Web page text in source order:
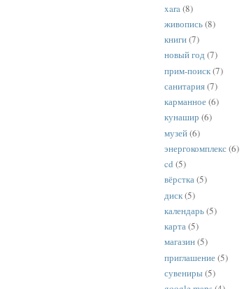
xara(8)
живопись(8)
книги(7)
новый год (7)
прим-поиск(7)
санитария(7)
карманное(6)
кунашир (6)
музей(6)
энергокомплекс(6)
cd (5)
вёрстка(5)
диск(5)
календарь(5)
карта(5)
магазин(5)
приглашение(5)
сувениры(5)